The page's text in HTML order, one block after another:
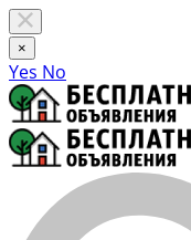
×
Yes No